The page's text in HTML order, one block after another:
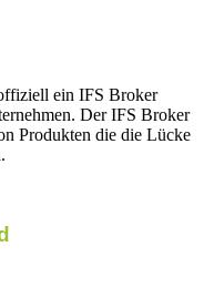
ein IFS Broker
Der IFS Broker
Produkten die die Lücke